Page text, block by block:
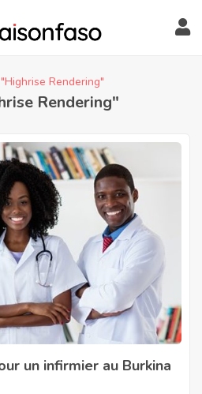
Rendering"
Rendering"
un infirmier au Burkina